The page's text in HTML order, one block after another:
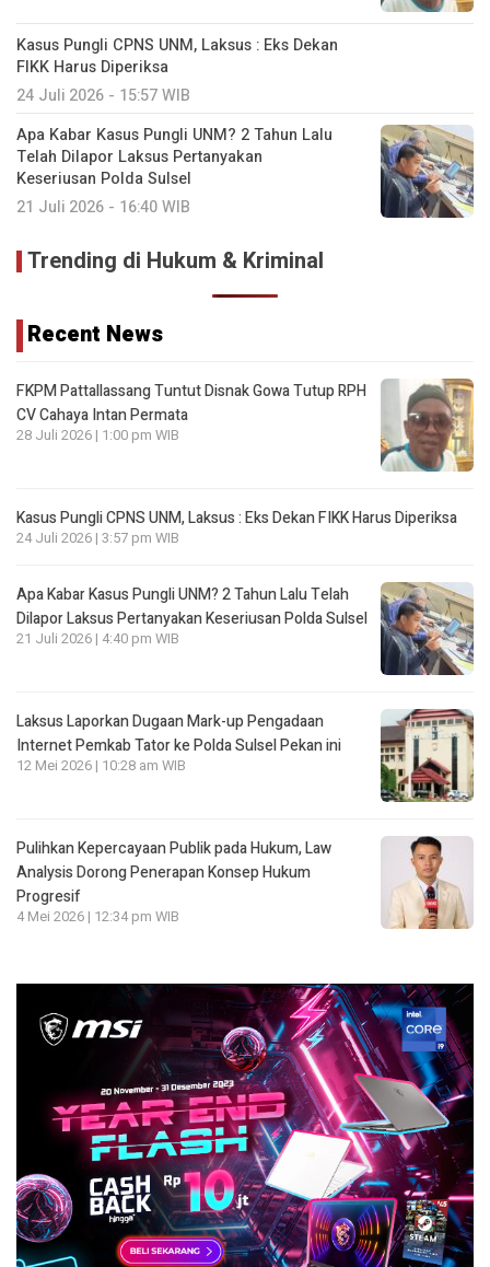
Kasus Pungli CPNS UNM, Laksus : Eks Dekan
FIKK Harus Diperiksa
24 Juli 2026 - 15:57 WIB
Apa Kabar Kasus Pungli UNM? 2 Tahun Lalu
Telah Dilapor Laksus Pertanyakan
Keseriusan Polda Sulsel
21 Juli 2026 - 16:40 WIB
Trending di Hukum & Kriminal
Recent News
FKPM Pattallassang Tuntut Disnak Gowa Tutup RPH
CV Cahaya Intan Permata
28 Juli 2026 | 1:00 pm WIB
Kasus Pungli CPNS UNM, Laksus : Eks Dekan FIKK Harus Diperiksa
24 Juli 2026 | 3:57 pm WIB
Apa Kabar Kasus Pungli UNM? 2 Tahun Lalu Telah
Dilapor Laksus Pertanyakan Keseriusan Polda Sulsel
21 Juli 2026 | 4:40 pm WIB
Laksus Laporkan Dugaan Mark-up Pengadaan
Internet Pemkab Tator ke Polda Sulsel Pekan ini
12 Mei 2026 | 10:28 am WIB
Pulihkan Kepercayaan Publik pada Hukum, Law
Analysis Dorong Penerapan Konsep Hukum
Progresif
4 Mei 2026 | 12:34 pm WIB